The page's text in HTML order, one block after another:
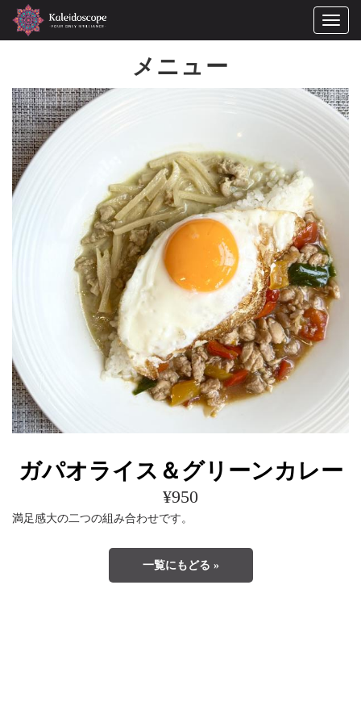
メニュー
ガパオライス＆グリーンカレー
¥950
満足感大の二つの組み合わせです。
一覧にもどる »